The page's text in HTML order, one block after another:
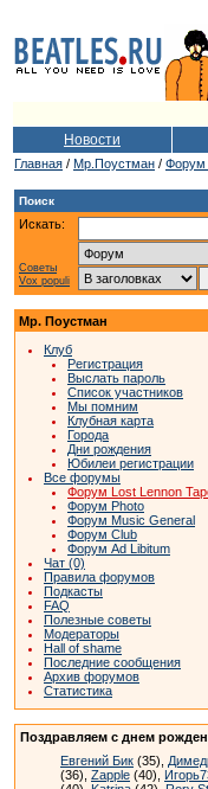
Новости
Главная / Мр.Поустман / Форум
Поиск
Искать:
Советы
Vox populi
Мр. Поустман
Клуб
Регистрация
Выслать пароль
Список участников
Мы помним
Клубная карта
Города
Дни рождения
Юбилеи регистрации
Все форумы
Форум Lost Lennon
Форум Photo
Форум Music General
Форум Club
Форум Ad Libitum
Чат (0)
Правила форумов
Подкасты
FAQ
Полезные советы
Модераторы
Hall of shame
Последние сообщения
Архив форумов
Статистика
Поздравляем с днем
Евгений Бик (35),
(36), Zapple (40),